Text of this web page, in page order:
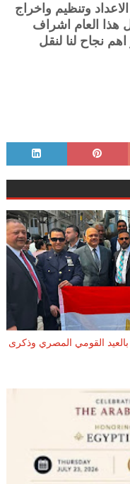
وتنظيم واخراج
هذا العام اشراف
نجاح لنا لنقل
القومي المصري وذكرى